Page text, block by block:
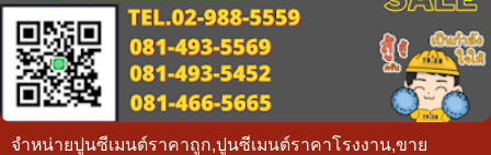
จำหน่ายปูนซีเมนต์ราคาถูก,ปูนซีเมนต์ราคาโรงงาน,ขาย